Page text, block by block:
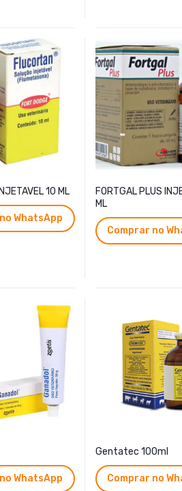
10 ML
WhatsApp
FORTGAL PLUS
ML
Comprar no
WhatsApp
Gentatec 100ml
Comprar no